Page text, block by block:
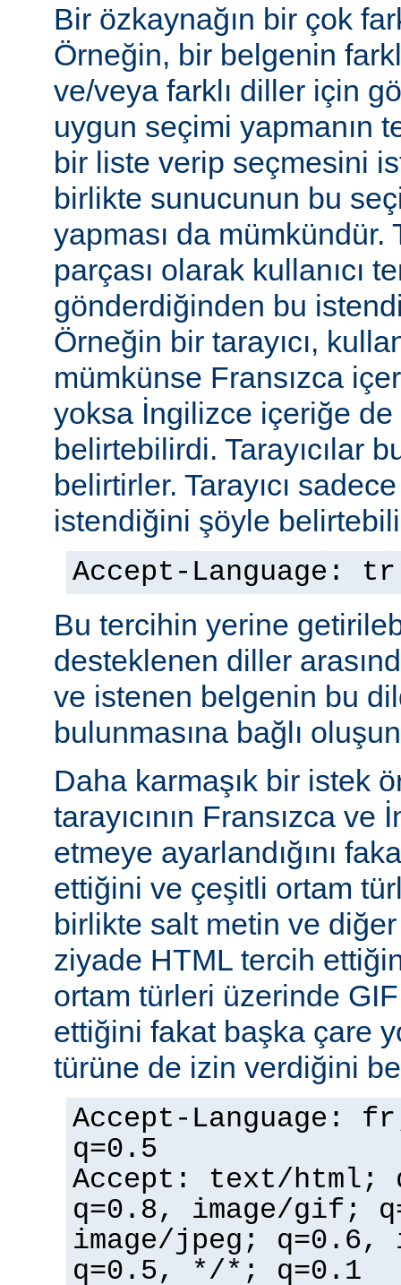
Bir özkaynağın bir çok
Örneğin, bir belgenin
ve/veya farklı diller için
uygun seçimi yapmanın
bir liste verip seçmesini
birlikte sunucunun bu
yapması da mümkündür.
parçası olarak kullanıcı
gönderdiğinden bu
Örneğin bir tarayıcı,
mümkünse Fransızca
yoksa İngilizce içeriğe de
belirtebilirdi. Tarayıcılar
belirtirler. Tarayıcı
istendiğini şöyle
Accept-Language: tr
Bu tercihin yerine
desteklenen diller
ve istenen belgenin bu
bulunmasına bağlı
Daha karmaşık bir istek
tarayıcının Fransızca
etmeye ayarlandığını
ettiğini ve çeşitli ortam
birlikte salt metin ve
ziyade HTML tercih
ortam türleri üzerinde
ettiğini fakat başka çare
türüne de izin verdiğini
Accept-Language:
q=0.5
Accept: text/html;
q=0.8, image/gif;
image/jpeg; q=0.6,
q=0.5, */*; q=0.1